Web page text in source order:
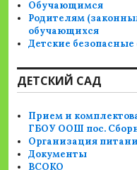
Обучающимся
Родителям
обучающихся
Детские
ДЕТСКИЙ САД
Прием и
ГБОУ ООШ пос.
Организация
Документы
ВСОКО